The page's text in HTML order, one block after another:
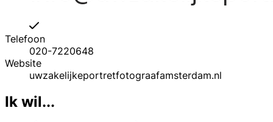
Telefoon
020-7220648
Website
uwzakelijkeportretfotograafamsterdam.nl
Ik wil...